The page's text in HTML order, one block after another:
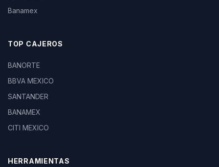
Banamex
TOP CAJEROS
BANORTE
BBVA MEXICO
SANTANDER
BANAMEX
CITI MEXICO
HERRAMIENTAS